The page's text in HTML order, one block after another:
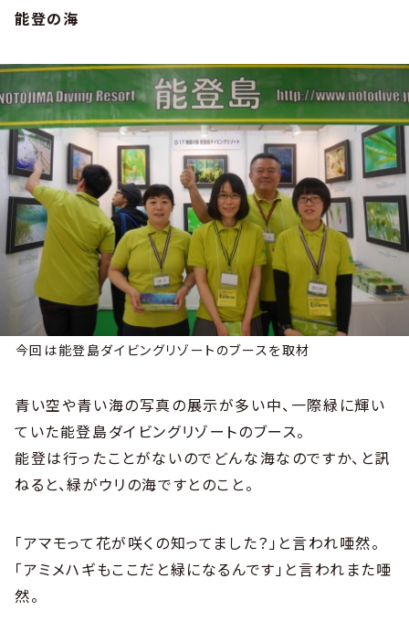
能登の海
今回は能登島ダイビングリゾートのブースを取材
青い空や青い海の写真の展示が多い中、一際緑に輝い
ていた能登島ダイビングリゾートのブース。
能登は行ったことがないのでどんな海なのですか、と訊
ねると、緑がウリの海ですとのこと。
「アマモって花が咲くの知ってました？」と言われ唖然。
「アミメハギもここだと緑になるんです」と言われまた唖
然。